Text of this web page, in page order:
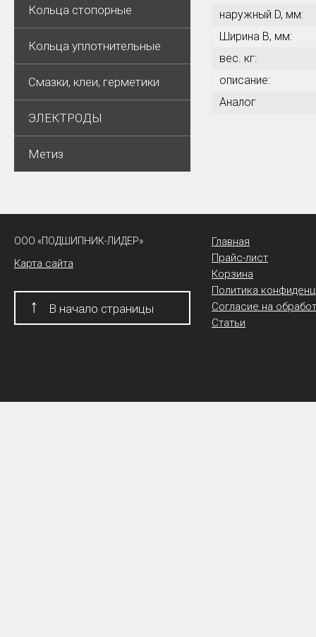
Кольца стопорные
Кольца уплотнительные
Смазки, клеи, герметики
ЭЛЕКТРОДЫ
Метиз
наружный D, мм:
Ширина В, мм:
вес. кг:
описание:
Аналог
ООО «ПОДШИПНИК-ЛИДЕР»
Карта сайта
↑ В начало страницы
Главная
Прайс-лист
Корзина
Политика
Согласие на
Статьи